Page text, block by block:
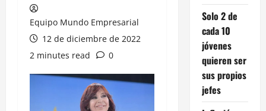
Equipo Mundo Empresarial
12 de diciembre de 2022
2 minutes read
0
Solo 2 de
cada 10
jóvenes
quieren ser
sus propios
jefes